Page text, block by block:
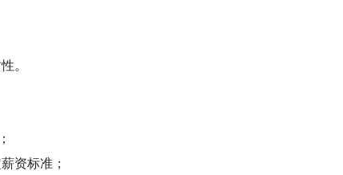
。
资标准；